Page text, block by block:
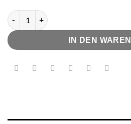
The Spiritual World Menge
IN DEN